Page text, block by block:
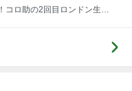
コロ助の2回目ロンドン生活